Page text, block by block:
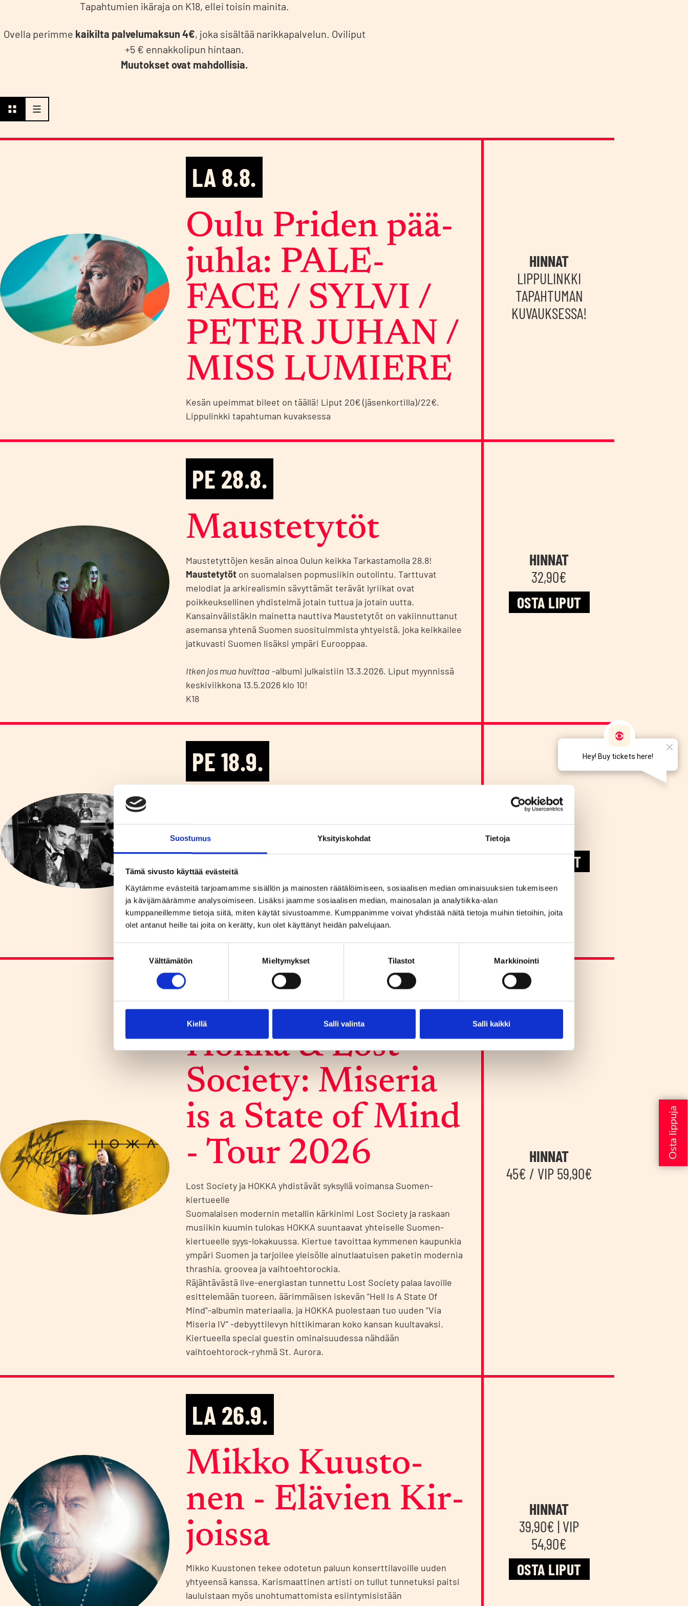
Suostumus Yksityiskohdat Tietoja
Tämä sivusto käyttää evästeitä
Käytämme evästeitä tarjoamamme sisällön ja mainosten räätälöimiseen, sosiaalisen median ominaisuuksien tukemiseen
ja kävijämäärämme analysoimiseen. Lisäksi jaamme sosiaalisen median, mainosalan ja analytiikka-alan
kumppaneillemme tietoja siitä, miten käytät sivustoamme. Kumppanimme voivat yhdistää näitä tietoja muihin tietoihin, joita
olet antanut heille tai joita on kerätty, kun olet käyttänyt heidän palvelujaan.
valinta
Välttämätön Mieltymykset Tilastot Markkinointi
Kiellä Salli valinta Salli kaikki
Tapah­tu­mien ikä­ra­ja on K18, ellei toi­sin mai­ni­ta.
Ovel­la perim­me kai­kil­ta pal­ve­lu­mak­sun 4€, joka sisäl­tää narik­ka­pal­ve­lun. Ovi­li­put
+5 € ennak­ko­li­pun hin­taan.
Muu­tok­set ovat mah­dol­li­sia.
LA 8.8.
Oulu Pri­den pää­
juh­la: PALE­
FACE / SYL­VI /
PETER JUHAN /
MISS LUMIE­RE
Kesän upeimmat bileet on täällä! Liput 20€ (jäsenkortilla)/22€.
Lippulinkki tapahtuman kuvaksessa
HINNAT
LIPPULINKKI
TAPAHTUMAN
KUVAUKSESSA!
PE 28.8.
Maus­te­ty­töt
Maustetyttöjen kesän ainoa Oulun keikka Tarkastamolla 28.8!
Maustetytöt on suomalaisen popmusiikin outolintu. Tarttuvat
melodiat ja arkirealismin sävyttämät terävät lyriikat ovat
poikkeuksellinen yhdistelmä jotain tuttua ja jotain uutta.
Kansainvälistäkin mainetta nauttiva Maustetytöt on vakiinnuttanut
asemansa yhtenä Suomen suosituimmista yhtyeistä, joka keikkailee
jatkuvasti Suomen lisäksi ympäri Eurooppaa.
Itken jos mua huvittaa -albumi julkaistiin 13.3.2026. Liput myynnissä
keskiviikkona 13.5.2026 klo 10!
K18
HINNAT
32,90€
OSTA LIPUT
PE 18.9.
(S/K18)
Suomiräpin kärkinimet william ja KERZA yhteiskiertueelle!
Suomalaisen rap-kentän tämän hetken kiinnostavimpiin artisteihin
lukeutuvat william ja KERZA suuntaavat tulevana syksynä
yhteiskiertueelle! Kuuden keikan mittainen kiertue starttaa
OSTA LIPUT
PE25.9.
Hok­ka & Lost
Socie­ty: Mise­ria
is a Sta­te of Mind
- Tour 2026
Lost Society ja HOKKA yhdistävät syksyllä voimansa Suomen-
kiertueelle
Suomalaisen modernin metallin kärkinimi Lost Society ja raskaan
musiikin kuumin tulokas HOKKA suuntaavat yhteiselle Suomen-
kiertueelle syys-lokakuussa. Kiertue tavoittaa kymmenen kaupunkia
ympäri Suomen ja tarjoilee yleisölle ainutlaatuisen paketin modernia
thrashia, groovea ja vaihtoehtorockia.
Räjähtävästä live-energiastan tunnettu Lost Society palaa lavoille
esittelemään tuoreen, äärimmäisen iskevän ”Hell Is A State Of
Mind”-albumin materiaalia, ja HOKKA puolestaan tuo uuden ”Via
Miseria IV” -debyyttilevyn hittikimaran koko kansan kuultavaksi.
Kiertueella special guestin ominaisuudessa nähdään
vaihtoehtorock-ryhmä St. Aurora.
HINNAT
45€ / VIP 59,90€
LA 26.9.
Mik­ko Kuus­to­
nen - Elä­vien Kir­
jois­sa
Mikko Kuustonen tekee odotetun paluun konserttilavoille uuden
yhtyeensä kanssa. Karismaattinen artisti on tullut tunnetuksi paitsi
lauluistaan myös unohtumattomista esiintymisistään
HINNAT
39,90€ | VIP
54,90€
OSTA LIPUT